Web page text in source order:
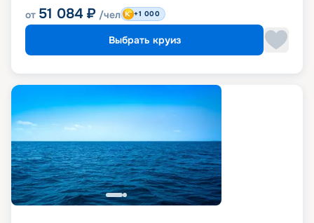
от 51 084 ₽ /чел +1 000
Выбрать круиз